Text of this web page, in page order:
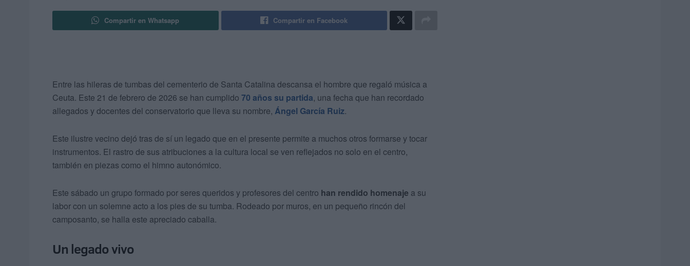
Compartir en Whatsapp Compartir en Facebook
Entre las hileras de tumbas del cementerio de Santa Catalina descansa el hombre que regaló música a
Ceuta. Este 21 de febrero de 2026 se han cumplido 70 años su partida, una fecha que han recordado
allegados y docentes del conservatorio que lleva su nombre, Ángel García Ruiz.
Este ilustre vecino dejó tras de sí un legado que en el presente permite a muchos otros formarse y tocar
instrumentos. El rastro de sus atribuciones a la cultura local se ven reflejados no solo en el centro,
también en piezas como el himno autonómico.
Este sábado un grupo formado por seres queridos y profesores del centro han rendido homenaje a su
labor con un solemne acto a los pies de su tumba. Rodeado por muros, en un pequeño rincón del
camposanto, se halla este apreciado caballa.
Un legado vivo